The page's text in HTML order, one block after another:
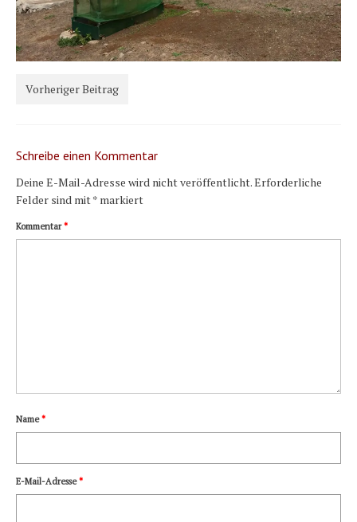
Yachtüberführung weltweit
INSELN Roman
Vorheriger Beitrag
Schreibe einen Kommentar
Deine E-Mail-Adresse wird nicht veröffentlicht.Erforderliche
Felder sind mit* markiert
Kommentar*
Name*
E-Mail-Adresse*